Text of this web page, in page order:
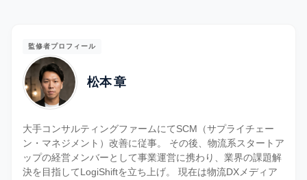
監修者プロフィール
松本 章
大手コンサルティングファームにてSCM（サプライチェー
ン・マネジメント）改善に従事。 その後、物流系スタートア
ップの経営メンバーとして事業運営に携わり、業界の課題解
決を目指してLogiShiftを立ち上げ。 現在は物流DXメディア